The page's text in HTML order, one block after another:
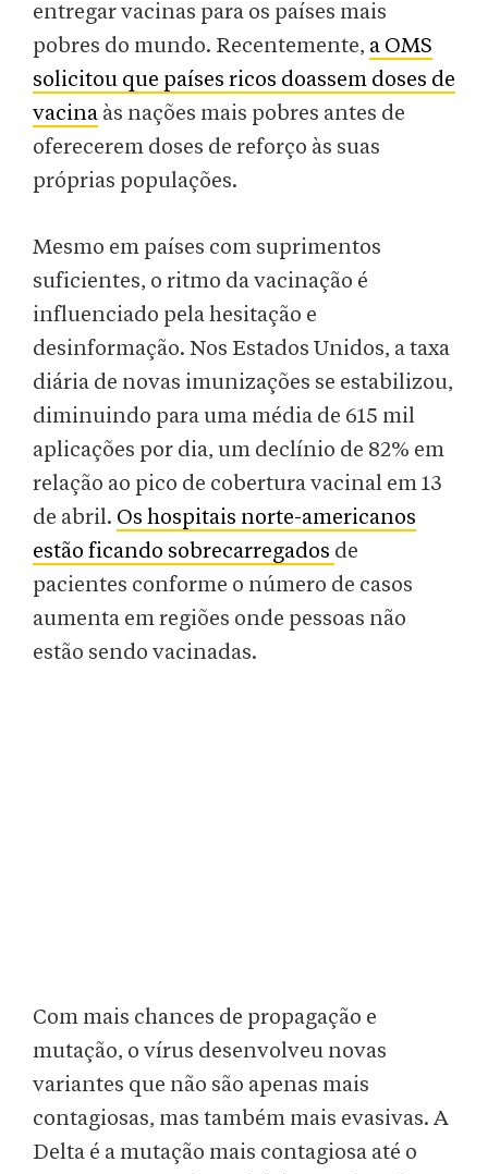
entregar vacinas para os países mais
pobres do mundo. Recentemente, a OMS
solicitou que países ricos doassem doses de
vacina às nações mais pobres antes de
oferecerem doses de reforço às suas
próprias populações.
Mesmo em países com suprimentos
suficientes, o ritmo da vacinação é
influenciado pela hesitação e
desinformação. Nos Estados Unidos, a taxa
diária de novas imunizações se estabilizou,
diminuindo para uma média de 615 mil
aplicações por dia, um declínio de 82% em
relação ao pico de cobertura vacinal em 13
de abril. Os hospitais norte-americanos
estão ficando sobrecarregados de
pacientes conforme o número de casos
aumenta em regiões onde pessoas não
estão sendo vacinadas.
Com mais chances de propagação e
mutação, o vírus desenvolveu novas
variantes que não são apenas mais
contagiosas, mas também mais evasivas. A
Delta é a mutação mais contagiosa até o